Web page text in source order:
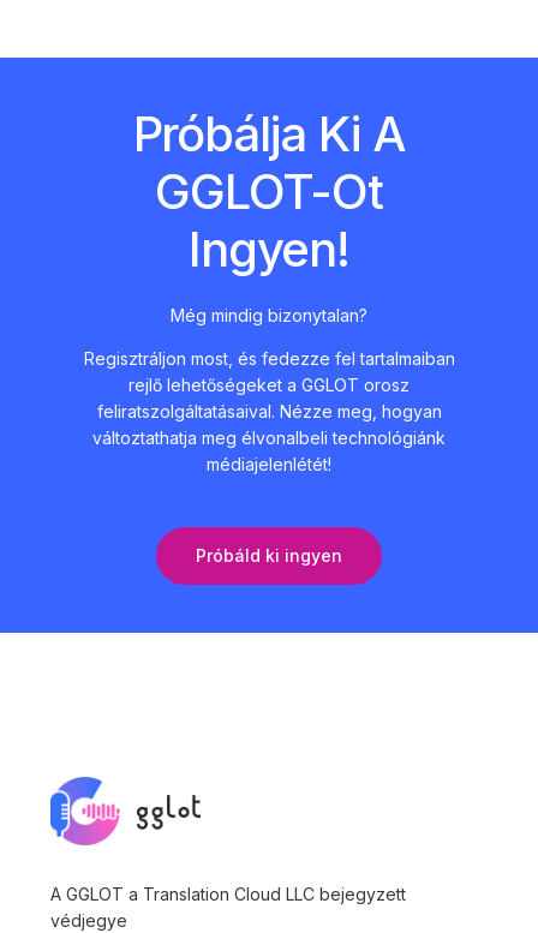
Próbálja Ki A
GGLOT-Ot
Ingyen!
Még mindig bizonytalan?
Regisztráljon most, és fedezze fel tartalmaiban
rejlő lehetőségeket a GGLOT orosz
feliratszolgáltatásaival. Nézze meg, hogyan
változtathatja meg élvonalbeli technológiánk
médiajelenlétét!
Próbáld ki ingyen
A GGLOT a Translation Cloud LLC bejegyzett
védjegye